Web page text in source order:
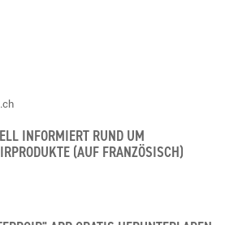
INFORMIERT RUND UM
(AUF FRANZÖSISCH)